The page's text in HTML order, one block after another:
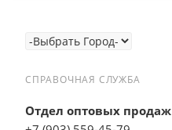
СПРАВОЧНАЯ СЛУЖБА
Отдел оптовых продаж